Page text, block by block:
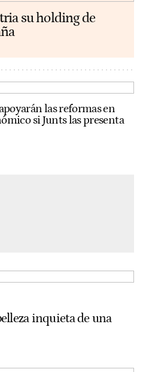
su holding de
las reformas en
si Junts las presenta
inquieta de una